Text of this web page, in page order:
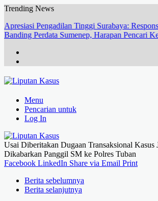
Trending News
Apresiasi Pengadilan Tinggi Surabaya:
Banding Perdata Sumenep, Harapan Pencari
Menu
Pencarian untuk
Log In
Usai Diberitakan Dugaan Transaksional Kasus
Dikabarkan Panggil SM ke Polres Tuban
Facebook LinkedIn Share via Email Print
Berita sebelumnya
Berita selanjutnya